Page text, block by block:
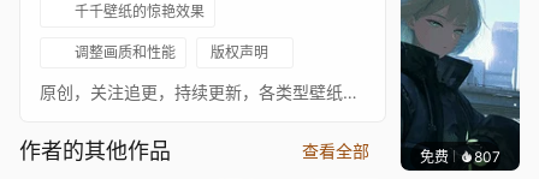
千千壁纸的惊艳效果
调整画质和性能 版权声明
原创，关注追更，持续更新，各类型壁纸，各平台同名
作者的其他作品 查看全部 免费 807辰东